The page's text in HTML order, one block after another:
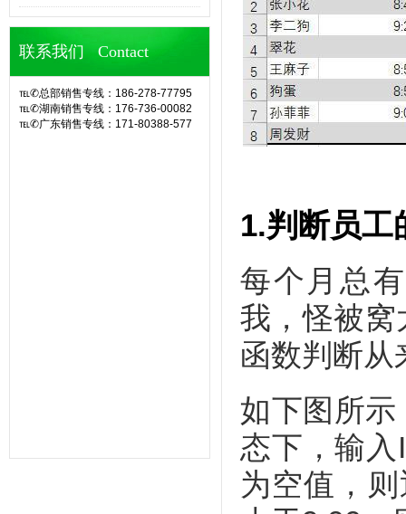
联系我们 Contact
℡✆总部销售专线：186-278-77795
℡✆湖南销售专线：176-736-00082
℡✆广东销售专线：171-80388-577
1.判断员工
每个月总
我，怪被窝
函数判断从
如下图所
态下，输
为空值，